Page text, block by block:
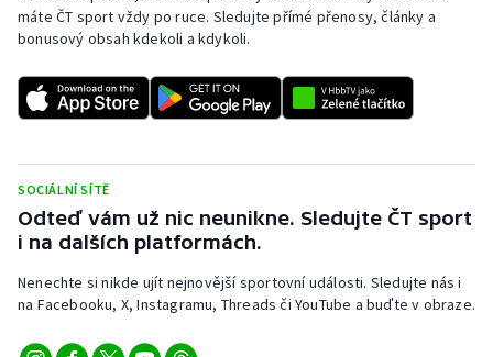
Short track
Stolní tenis
Triatlon
Veslování
Vodní slalom
máte ČT sport vždy po ruce. Sledujte přímé přenosy, články a
bonusový obsah kdekoli a kdykoli.
SOCIÁLNÍ SÍTĚ
Odteď vám už nic neunikne. Sledujte ČT sport
i na dalších platformách.
Nenechte si nikde ujít nejnovější sportovní události. Sledujte nás i
na Facebooku, X, Instagramu, Threads či YouTube a buďte v obraze.